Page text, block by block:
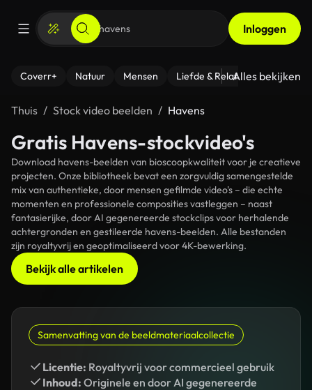
Inloggen
Coverr+ Natuur Mensen Liefde & Relaties - Fitness
Alles bekijken
Thuis Stock video beelden Havens
Gratis Havens-stockvideo's
Download havens-beelden van bioscoopkwaliteit voor je creatieve
projecten. Onze bibliotheek bevat een zorgvuldig samengestelde
mix van authentieke, door mensen gefilmde video's – die echte
momenten en professionele composities vastleggen – naast
fantasierijke, door AI gegenereerde stockclips voor herhalende
achtergronden en gestileerde havens-beelden. Alle bestanden
zijn royaltyvrij en geoptimaliseerd voor 4K-bewerking.
Bekijk alle artikelen
Samenvatting van de beeldmateriaalcollectie
Licentie: Royaltyvrij voor commercieel gebruik
Inhoud: Originele en door AI gegenereerde